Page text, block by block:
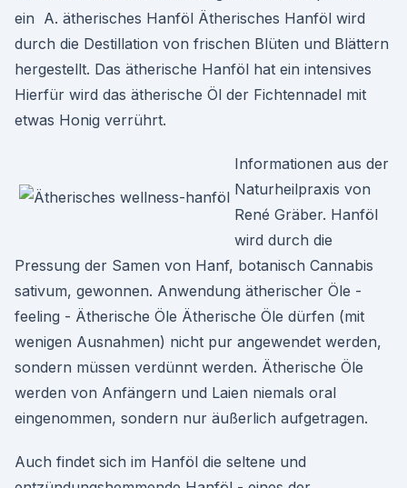
ein A. ätherisches Hanföl Ätherisches Hanföl wird
durch die Destillation von frischen Blüten und Blättern
hergestellt. Das ätherische Hanföl hat ein intensives
Hierfür wird das ätherische Öl der Fichtennadel mit
etwas Honig verrührt.
Informationen aus der
Naturheilpraxis von
René Gräber. Hanföl
wird durch die
Pressung der Samen von Hanf, botanisch Cannabis
sativum, gewonnen. Anwendung ätherischer Öle -
feeling - Ätherische Öle Ätherische Öle dürfen (mit
wenigen Ausnahmen) nicht pur angewendet werden,
sondern müssen verdünnt werden. Ätherische Öle
werden von Anfängern und Laien niemals oral
eingenommen, sondern nur äußerlich aufgetragen.
Auch findet sich im Hanföl die seltene und